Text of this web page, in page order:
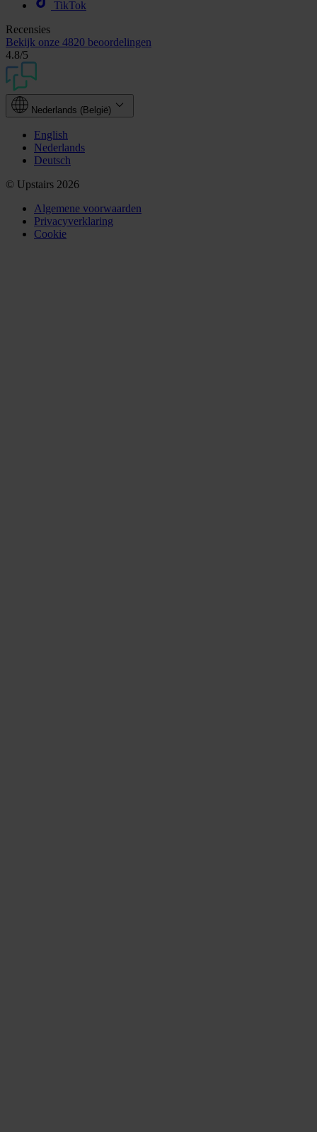
TikTok
Recensies
Bekijk onze 4820 beoordelingen
4.8/5
Nederlands (België)
English
Nederlands
Deutsch
© Upstairs 2026
Algemene voorwaarden
Privacyverklaring
Cookie